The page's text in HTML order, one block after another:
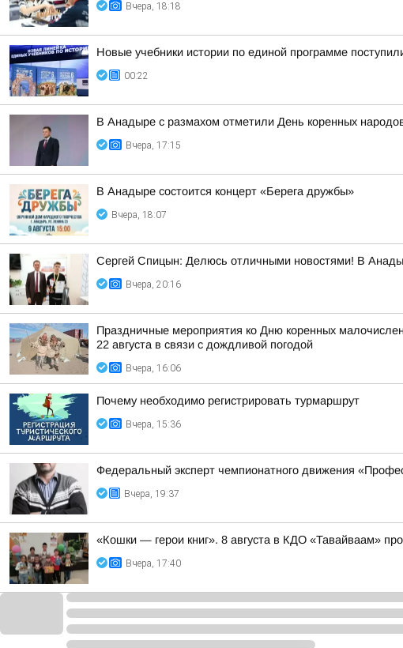
Вчера, 18:18
Новые учебники истории по единой программе
00:22
В Анадыре с размахом отметили День коренных
Вчера, 17:15
В Анадыре состоится концерт «Берега дружбы»
Вчера, 18:07
Сергей Спицын: Делюсь отличными новостями! В
Вчера, 20:16
Праздничные мероприятия ко Дню коренных
22 августа в связи с дождливой погодой
Вчера, 16:06
Почему необходимо регистрировать турмаршрут
Вчера, 15:36
Федеральный эксперт чемпионатного движения
Вчера, 19:37
«Кошки — герои книг». 8 августа в КДО «Тавайваам»
Вчера, 17:40